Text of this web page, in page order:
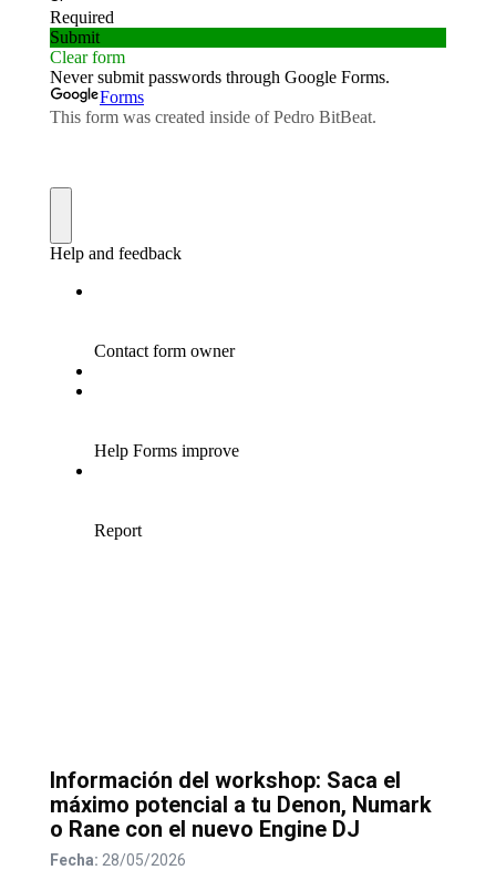
Información del workshop: Saca el
máximo potencial a tu Denon, Numark
o Rane con el nuevo Engine DJ
Fecha: 28/05/2026